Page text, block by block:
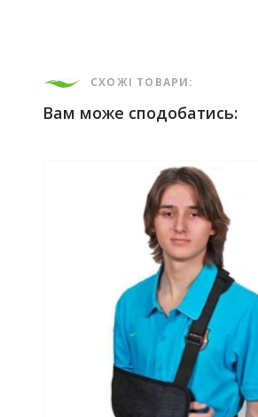
СХОЖІ ТОВАРИ:
Вам може сподобатись: